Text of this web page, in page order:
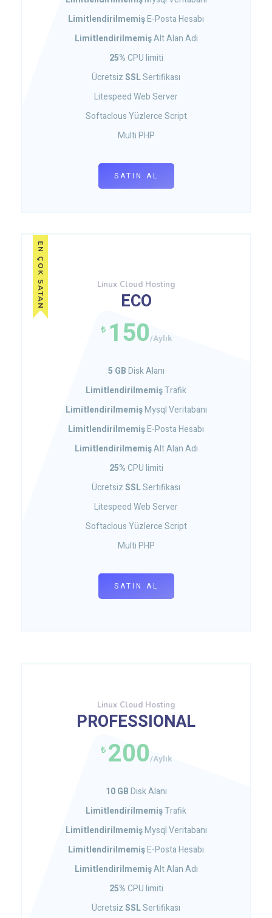
LimitlendirilmemişE-Posta Hesabı
LimitlendirilmemişAlt Alan Adı
25%CPU limiti
ÜcretsizSSLSertifikası
Litespeed Web Server
Softaclous Yüzlerce Script
Multi PHP
SATIN AL
EN ÇOK SATAN Linux Cloud Hosting
ECO
₺ 150/Aylık
5 GBDisk Alanı
LimitlendirilmemişTrafik
LimitlendirilmemişMysql Veritabanı
LimitlendirilmemişE-Posta Hesabı
LimitlendirilmemişAlt Alan Adı
25%CPU limiti
ÜcretsizSSLSertifikası
Litespeed Web Server
Softaclous Yüzlerce Script
Multi PHP
SATIN AL
Linux Cloud Hosting
PROFESSIONAL
₺ 200/Aylık
10 GBDisk Alanı
LimitlendirilmemişTrafik
LimitlendirilmemişMysql Veritabanı
LimitlendirilmemişE-Posta Hesabı
LimitlendirilmemişAlt Alan Adı
25%CPU limiti
ÜcretsizSSLSertifikası